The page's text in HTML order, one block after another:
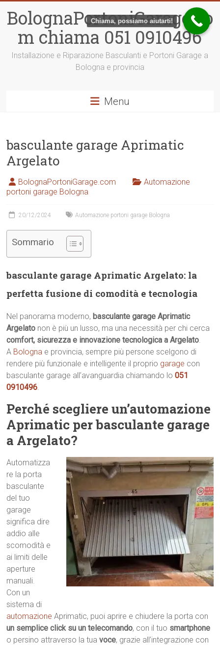
contenuto
BolognaPortoniGarage.co
m chiama 051 0910496
Installazione e Riparazione Basculanti e Portoni Garage a
Bologna e provincia
Menu
basculante garage Aprimatic
Argelato
BolognaPortoniGarage.com
Automazione
portoni garage Bologna
20/12/2024 Automazione portoni garage Bologna
Sommario
basculante garage Aprimatic Argelato: la
perfetta fusione di comodità e tecnologia
Nel panorama moderno, basculante garage Aprimatic
Argelato non è più un lusso, ma una necessità per chi cerca
comfort, sicurezza e innovazione tecnologica a Argelato.
A Bologna e provincia, sempre più persone scelgono di
rendere più funzionale e intelligente il proprio garage con
basculante garage all’avanguardia chiamando lo051
0910496.
Perché scegliere un’automazione
Aprimatic per basculante garage
a Argelato?
Automatizza
re la porta
basculante
del tuo
garage
significa dire
addio alle
scomodità e
ai limiti delle
aperture
manuali.
Con un
sistema di
automazione Aprimatic, puoi aprire e chiudere la porta con
un semplice click su un telecomando, con il tuo smartphone
o persino attraverso la tuavoce, grazie all’integrazione con
Chiama, possiamo aiutarti!